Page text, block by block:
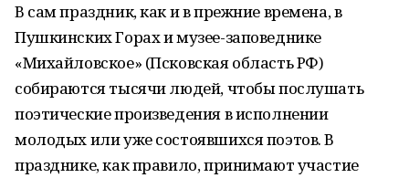
В сам праздник, как и в прежние времена, в
Пушкинских Горах и музее-заповеднике
«Михайловское» (Псковская область РФ)
собираются тысячи людей, чтобы послушать
поэтические произведения в исполнении
молодых или уже состоявшихся поэтов. В
празднике, как правило, принимают участие